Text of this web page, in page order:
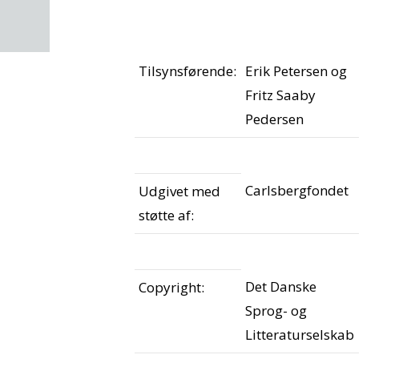
Tilsynsførende: Erik Petersen og
Fritz Saaby
Pedersen
Udgivet med
støtte af:
Carlsbergfondet
Copyright:
Det Danske
Sprog- og
Litteraturselskab